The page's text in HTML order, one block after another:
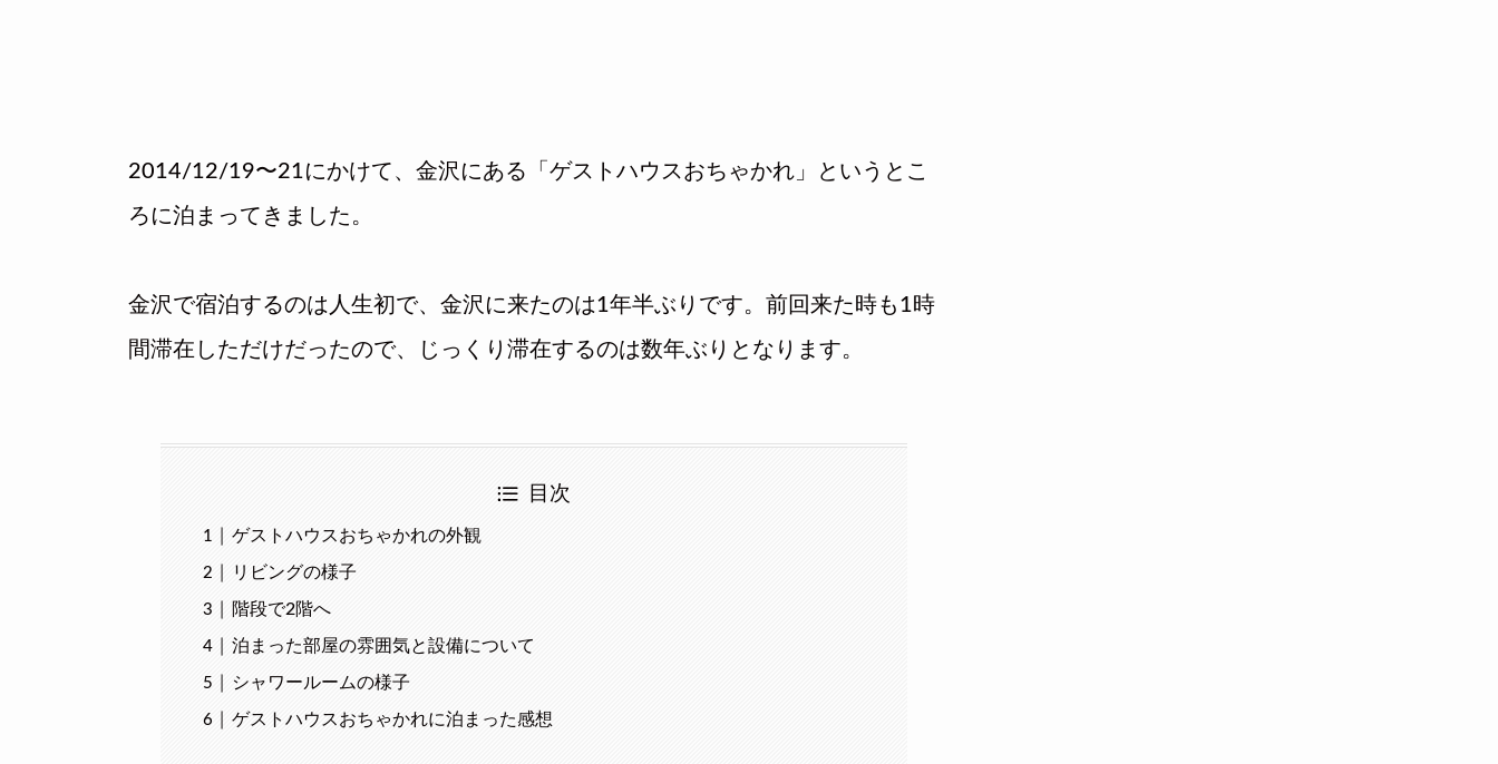
2014/12/19〜21にかけて、金沢にある「ゲストハウスおちゃかれ」というとこ
ろに泊まってきました。
金沢で宿泊するのは人生初で、金沢に来たのは1年半ぶりです。前回来た時も1時
間滞在しただけだったので、じっくり滞在するのは数年ぶりとなります。
目次
ゲストハウスおちゃかれの外観
リビングの様子
階段で2階へ
泊まった部屋の雰囲気と設備について
シャワールームの様子
ゲストハウスおちゃかれに泊まった感想